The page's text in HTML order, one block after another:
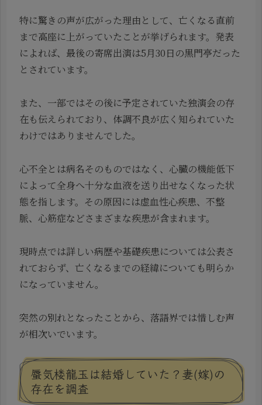
特に驚きの声が広がった理由として、亡くなる直前
まで高座に上がっていたことが挙げられます。発表
によれば、最後の寄席出演は5月30日の黒門亭だった
とされています。
また、一部ではその後に予定されていた独演会の存
在も伝えられており、体調不良が広く知られていた
わけではありませんでした。
心不全とは病名そのものではなく、心臓の機能低下
によって全身へ十分な血液を送り出せなくなった状
態を指します。その原因には虚血性心疾患、不整
脈、心筋症などさまざまな疾患が含まれます。
現時点では詳しい病歴や基礎疾患については公表さ
れておらず、亡くなるまでの経緯についても明らか
になっていません。
突然の別れとなったことから、落語界では惜しむ声
が相次いでいます。
蜃気楼龍玉は結婚していた？妻(嫁)の
存在を調査